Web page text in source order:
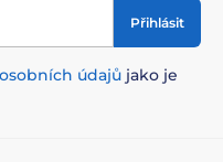
Přihlásit
osobních údajů jako je